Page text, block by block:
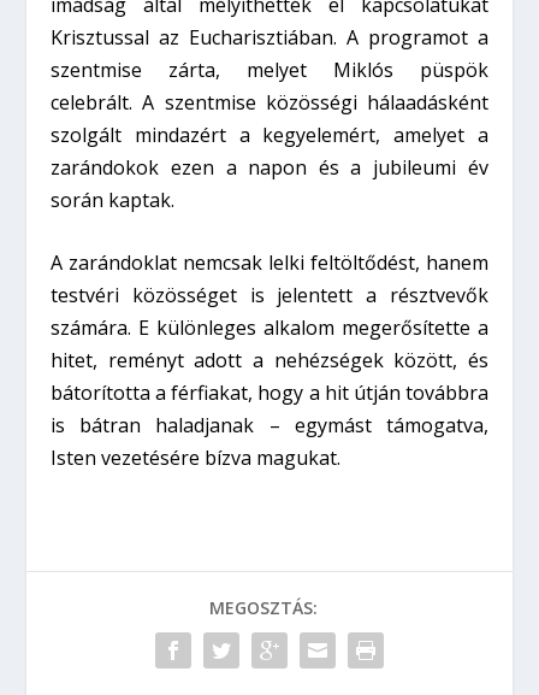
Krisztussal az Eucharisztiában. A programot a
szentmise zárta, melyet Miklós püspök
celebrált. A szentmise közösségi hálaadásként
szolgált mindazért a kegyelemért, amelyet a
zarándokok ezen a napon és a jubileumi év
során kaptak.
A zarándoklat nemcsak lelki feltöltődést, hanem
testvéri közösséget is jelentett a résztvevők
számára. E különleges alkalom megerősítette a
hitet, reményt adott a nehézségek között, és
bátorította a férfiakat, hogy a hit útján továbbra
is bátran haladjanak – egymást támogatva,
Isten vezetésére bízva magukat.
MEGOSZTÁS: